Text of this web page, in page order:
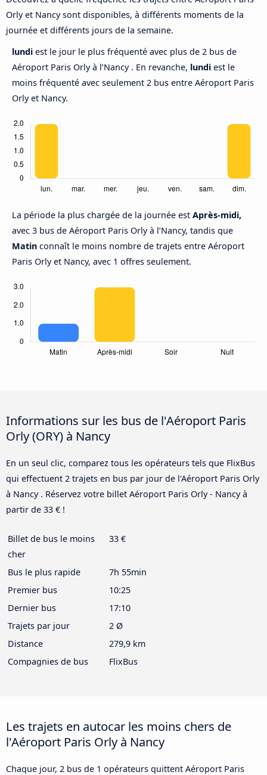
Orly et Nancy sont disponibles, à différents moments de la
journée et différents jours de la semaine.
lundi est le jour le plus fréquenté avec plus de 2 bus de
Aéroport Paris Orly à l’Nancy . En revanche, lundi est le
moins fréquenté avec seulement 2 bus entre Aéroport Paris
Orly et Nancy.
La période la plus chargée de la journée est Après-midi,
avec 3 bus de Aéroport Paris Orly à l’Nancy, tandis que
Matin connaît le moins nombre de trajets entre Aéroport
Paris Orly et Nancy, avec 1 offres seulement.
Informations sur les bus de l'Aéroport Paris
Orly (ORY) à Nancy
En un seul clic, comparez tous les opérateurs tels que FlixBus
qui effectuent 2 trajets en bus par jour de l'Aéroport Paris Orly
à Nancy . Réservez votre billet Aéroport Paris Orly - Nancy à
partir de 33 € !
Billet de bus le moins
cher
33 €
Bus le plus rapide
7h 55min
Premier bus
10:25
Dernier bus
17:10
Trajets par jour
2 Ø
Distance
279,9 km
Compagnies de bus
FlixBus
Les trajets en autocar les moins chers de
l'Aéroport Paris Orly à Nancy
Chaque jour, 2 bus de 1 opérateurs quittent Aéroport Paris